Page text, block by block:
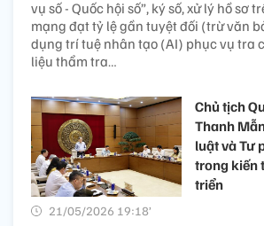
vụ số - Quốc hội số”, ký số, xử lý hồ sơ
mạng đạt tỷ lệ gần tuyệt đối (trừ văn
dụng trí tuệ nhân tạo (AI) phục vụ tra
liệu thẩm tra…
Chủ tịch
Thanh
luật và Tư
trong kiến
triển
21/05/2026 19:18’